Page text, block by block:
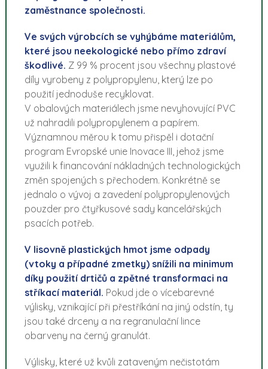
zaměstnance společnosti.
Ve svých výrobcích se vyhýbáme materiálům,
které jsou neekologické nebo přímo zdraví
škodlivé. Z 99 % procent jsou všechny plastové
díly vyrobeny z polypropylenu, který lze po
použití jednoduše recyklovat.
V obalových materiálech jsme nevyhovující PVC
už nahradili polypropylenem a papírem.
Významnou měrou k tomu přispěl i dotační
program Evropské unie Inovace III, jehož jsme
využili k financování nákladných technologických
změn spojených s přechodem. Konkrétně se
jednalo o vývoj a zavedení polypropylenových
pouzder pro čtyřkusové sady kancelářských
psacích potřeb.
V lisovně plastických hmot jsme odpady
(vtoky a případné zmetky) snížili na minimum
díky použití drtičů a zpětné transformaci na
stříkací materiál. Pokud jde o vícebarevné
výlisky, vznikající při přestříkání na jiný odstín, ty
jsou také drceny a na regranulační lince
obarveny na černý granulát.
Výlisky, které už kvůli zataveným nečistotám